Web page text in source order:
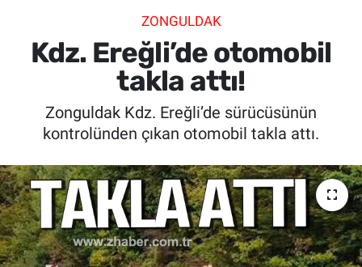
ZONGULDAK
Kdz. Ereğli’de otomobil
takla attı!
Zonguldak Kdz. Ereğli’de sürücüsünün
kontrolünden çıkan otomobil takla attı.
SAĞLIK